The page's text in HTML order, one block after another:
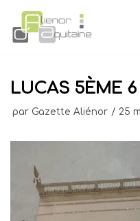
Aller
au
LUCAS 5ÈME 6
par Gazette Aliénor 25